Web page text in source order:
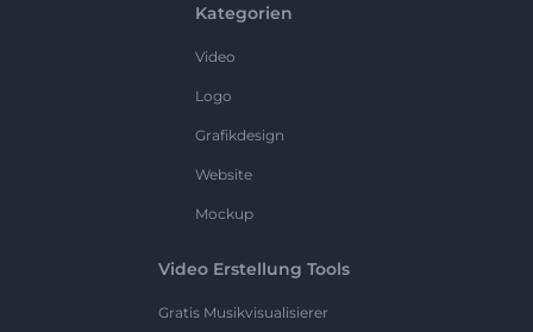
Kategorien
Video
Logo
Grafikdesign
Website
Mockup
Video Erstellung Tools
Gratis Musikvisualisierer